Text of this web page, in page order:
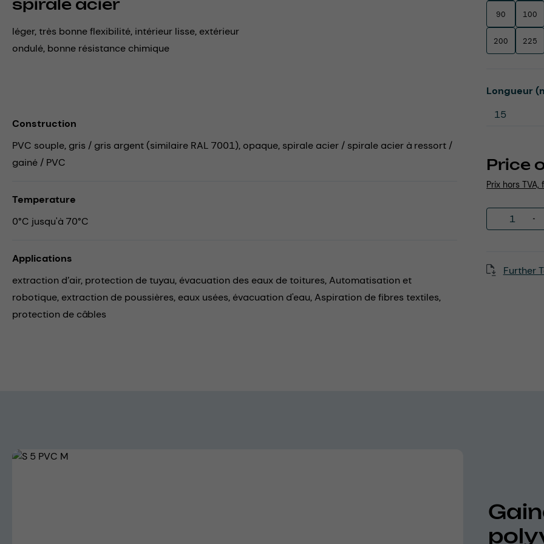
spirale acier
léger, très bonne flexibilité, intérieur lisse, extérieur
ondulé, bonne résistance chimique
Price
Prix hors
90 100
200 225
Select
Longueur
Further
Construction
PVC souple, gris / gris argent (similaire RAL 7001), opaque, spirale acier / spirale acier à ressort /
gainé / PVC
Temperature
0°C jusqu'à 70°C
Applications
extraction d’air, protection de tuyau, évacuation des eaux de toitures,Automatisation et
robotique, extraction de poussières, eaux usées, évacuation d'eau,Aspiration de fibres textiles,
protection de câbles
Skip image gallery